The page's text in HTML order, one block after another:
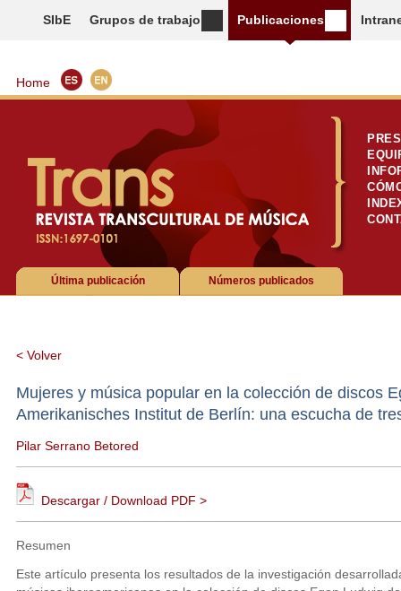
SIbE Grupos de trabajo Publicaciones
Home
Números publicados
Última publicación
< Volver
Mujeres y música popular en la colección de discos
Amerikanisches Institut de Berlín: una escucha de
Pilar Serrano Betored
Descargar / Download PDF >
Resumen
Este artículo presenta los resultados de la investigación